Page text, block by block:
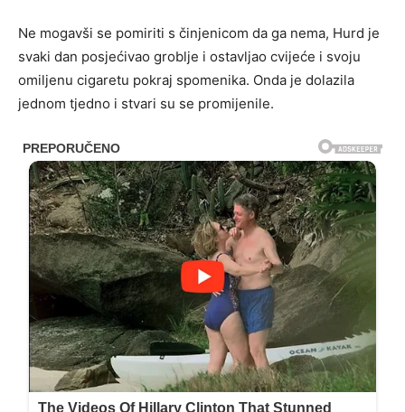
Ne mogavši ​​se pomiriti s činjenicom da ga nema, Hurd je
svaki dan posjećivao groblje i ostavljao cvijeće i svoju
omiljenu cigaretu pokraj spomenika. Onda je dolazila
jednom tjedno i stvari su se promijenile.